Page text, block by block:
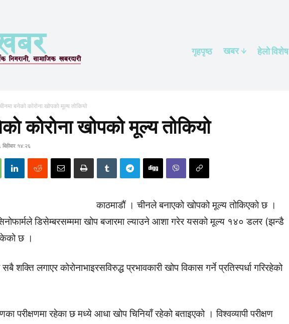
गृहपृष्ठ खबर हेलाे विशेष
बनेकाे काेराेना खोपको मूल्य तोकियो
काेराेना खोपको मूल्य तोकियो
१४:२६
काठमाडौं । चीनले बनाएको खोपको मूल्य तोकिएको छ ।
डिसेम्बरसम्ममा खोप बजारमा ल्याउने आशा गरेर यसको मूल्य १४० डलर (झन्डै
छ ।
शक्ति लगाएर कोरोनाभाइरसविरुद्ध प्रभावकारी खोप विकास गर्ने प्रतिस्पर्धा गरिरहेको
परीक्षणमा रहेका छ मध्ये आधा खोप चिनियाँ रहेको बताइएको । विश्वव्यापी परीक्षण